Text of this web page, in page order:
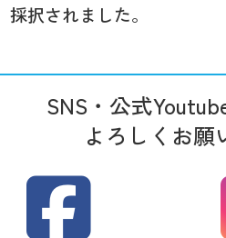
採択されました。
SNS・公式
よろしくお願